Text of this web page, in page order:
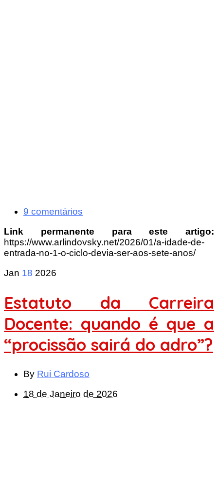
9 comentários
Link permanente para este artigo:
https://www.arlindovsky.net/2026/01/a-idade-de-
entrada-no-1-o-ciclo-devia-ser-aos-sete-anos/
Jan 18 2026
Estatuto da Carreira
Docente: quando é que a
“procissão sairá do adro”?
By Rui Cardoso
18 de Janeiro de 2026